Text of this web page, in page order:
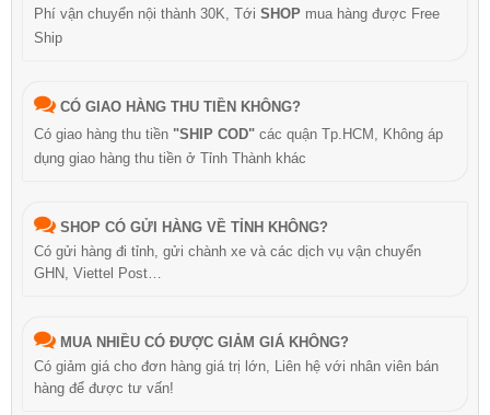
Phí vận chuyển nội thành 30K, Tới SHOP mua hàng được Free
Ship
CÓ GIAO HÀNG THU TIỀN KHÔNG?
Có giao hàng thu tiền "SHIP COD" các quận Tp.HCM, Không áp
dụng giao hàng thu tiền ở Tỉnh Thành khác
SHOP CÓ GỬI HÀNG VỀ TỈNH KHÔNG?
Có gửi hàng đi tỉnh, gửi chành xe và các dịch vụ vận chuyển
GHN, Viettel Post…
MUA NHIỀU CÓ ĐƯỢC GIẢM GIÁ KHÔNG?
Có giảm giá cho đơn hàng giá trị lớn, Liên hệ với nhân viên bán
hàng để được tư vấn!